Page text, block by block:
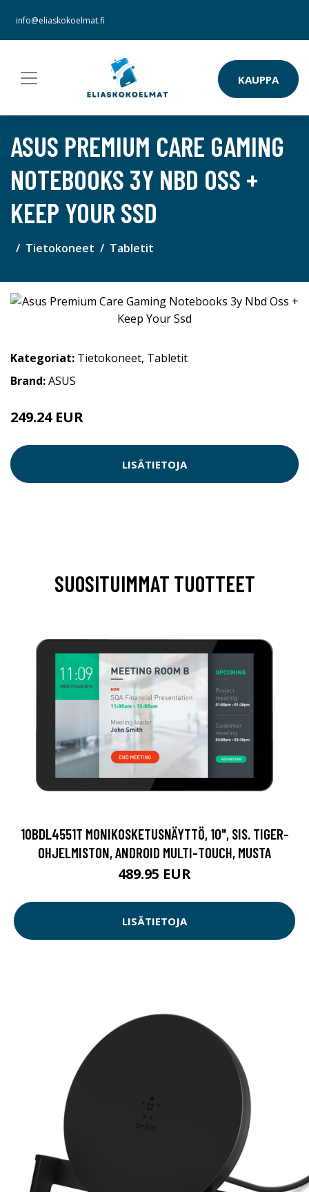
info@eliaskokoelmat.fi
KAUPPA
ASUS PREMIUM CARE GAMING
NOTEBOOKS 3Y NBD OSS +
KEEP YOUR SSD
Tietokoneet Tabletit
Kategoriat: Tietokoneet, Tabletit
Brand:ASUS
249.24 EUR
LISÄTIETOJA
SUOSITUIMMAT TUOTTEET
10BDL4551T MONIKOSKETUSNÄYTTÖ, 10", SIS. TIGER-
OHJELMISTON, ANDROID MULTI-TOUCH, MUSTA
489.95 EUR
LISÄTIETOJA